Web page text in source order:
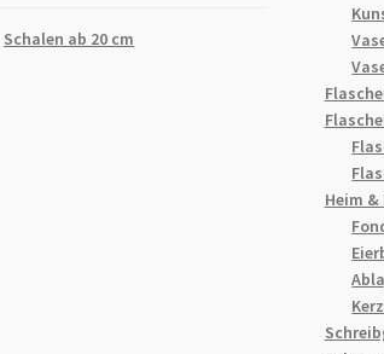
Schalen ab 20 cm
Heim &